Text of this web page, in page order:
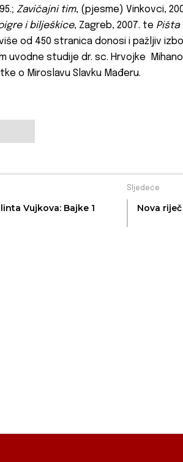
Zavičajni tim, (pjesme) Vinkovci,
i bilješkice, Zagreb, 2007. te Pišta
više od 450 stranica donosi i pažljiv
uvodne studije dr. sc. Hrvojke
o Miroslavu Slavku Mađeru.
Vujkova: Bajke 1
Sljedeće
Nova riječ